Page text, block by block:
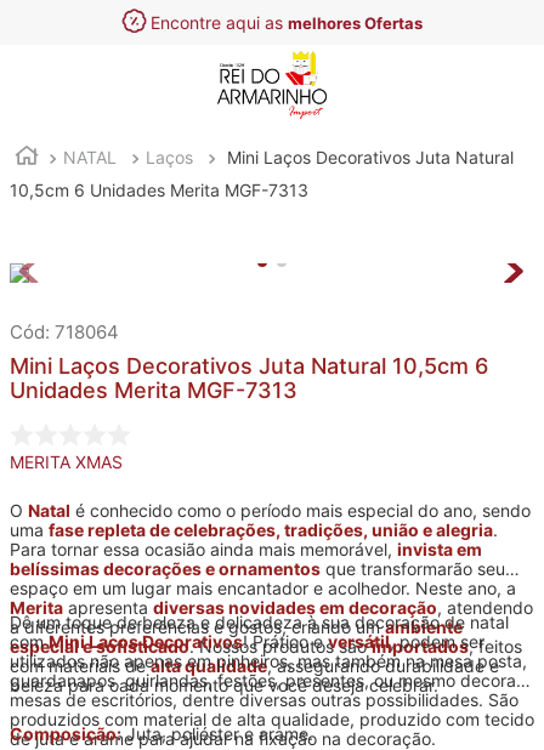
Encontre aqui as melhores Ofertas
NATAL Laços
Mini Laços Decorativos Juta Natural
10,5cm 6 Unidades Merita MGF-7313
: 718064
Mini Laços Decorativos Juta Natural 10,5cm 6
Unidades Merita MGF-7313
MERITA XMAS
O Natal é conhecido como o período mais especial do ano, sendo
uma fase repleta de celebrações, tradições, união e alegria.
Para tornar essa ocasião ainda mais memorável, invista em
belíssimas decorações e ornamentos que transformarão seu
espaço em um lugar mais encantador e acolhedor. Neste ano, a
Merita apresenta diversas novidades em decoração, atendendo
a diferentes preferências e gostos, criando umambiente
especial e sofisticado. Nossos produtos sãoimportados, feitos
com materiais dealta qualidade, assegurando durabilidade e
beleza para cada momento que você deseja celebrar.
Dê um toque de beleza e delicadeza à sua decoração de natal
comMini Laços Decorativos! Prático eversátil, podem ser
utilizados não apenas em pinheiros, mas também na mesa posta,
guardanapos, guirlandas, festões, presentes, ou mesmo decorar
mesas de escritórios, dentre diversas outras possibilidades. São
produzidos com material de alta qualidade, produzido com tecido
de juta e arame para ajudar na fixação na decoração.
Composição:Juta, poliéster e arame.